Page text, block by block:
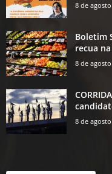
8 de
Boletim
recua
8 de
8 de